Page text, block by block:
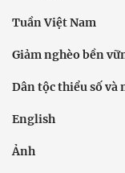
Tuần Việt Nam
Giảm nghèo bền
Dân tộc thiểu số và
English
Ảnh